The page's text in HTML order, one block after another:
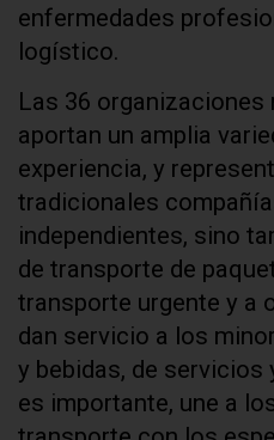
enfermedades
logístico.
Las 36 organizaciones
aportan un amplia
experiencia, y
tradicionales
independientes, sino
de transporte de
transporte urgente y a
dan servicio a los
y bebidas, de servicios
es importante, une a